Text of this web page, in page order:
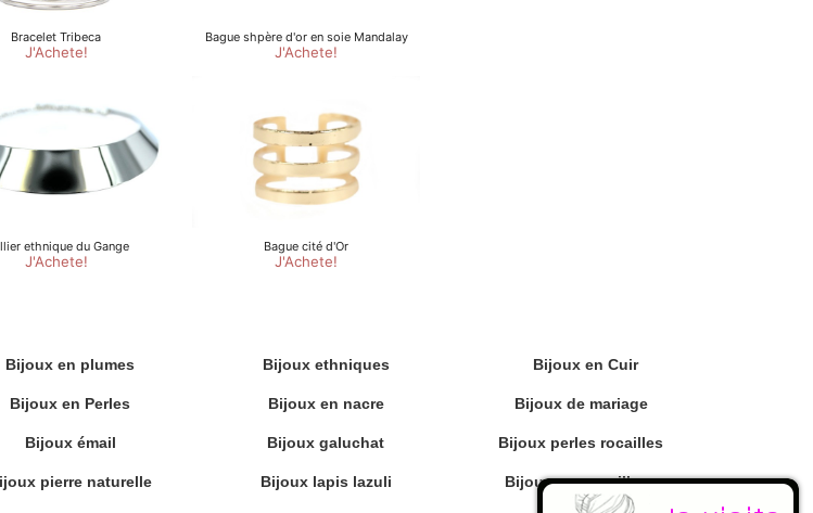
Bijoux en plumes Bijoux ethniques Bijoux en Cuir
Bijoux en Perles Bijoux en nacre Bijoux de mariage
Bijoux émail Bijoux galuchat Bijoux perles rocailles
pierre naturelle Bijoux lapis lazuli Bijoux en coquillage